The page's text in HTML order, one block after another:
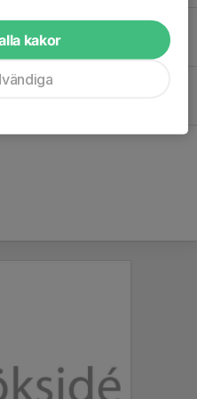
hårt i den till spurten. 😀
som är i gång i klubben!
kakor